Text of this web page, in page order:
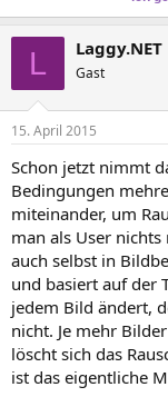
L Laggy.NET
Gast
15. April 2015
Schon jetzt nimmt
Bedingungen
miteinander, um
man als User
auch selbst in
und basiert auf der
jedem Bild ändert,
nicht. Je mehr
löscht sich das
ist das eigentliche